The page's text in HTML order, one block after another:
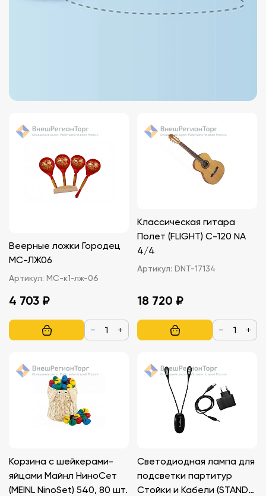
Веерные ложки Городец
МС-ЛЖ06
Артикул: МС-к1-лж-06
4 703 ₽
− +
Классическая гитара
Полет (FLIGHT) C-120 NA
4/4
Артикул: DNT-17134
18 720 ₽
− +
Корзина с шейкерами-
яйцами Майнл НиноСет
(MEINL NinoSet) 540, 80 шт.
Светодиодная лампа для
подсветки партитур
Стойки и Кабели (STANDS